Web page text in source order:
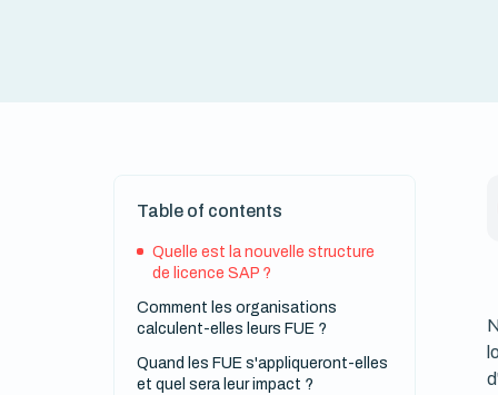
Table of contents
Quelle est la nouvelle structure
de licence SAP ?
Comment les organisations
calculent-elles leurs FUE ?
Quand les FUE s'appliqueront-elles
et quel sera leur impact ?